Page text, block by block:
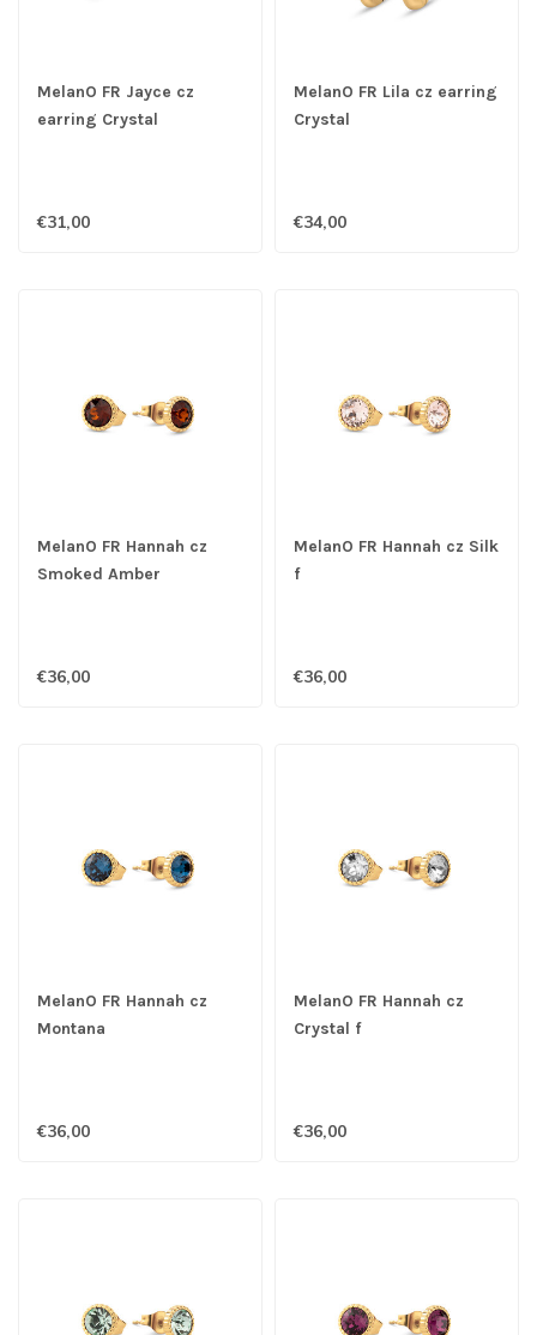
MelanO FR Jayce cz
earring Crystal
€31,00
MelanO FR Lila cz earring
Crystal
€34,00
MelanO FR Hannah cz
Smoked Amber
€36,00
MelanO FR Hannah cz Silk
f
€36,00
MelanO FR Hannah cz
Montana
€36,00
MelanO FR Hannah cz
Crystal f
€36,00